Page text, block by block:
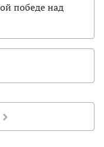
победе над